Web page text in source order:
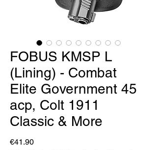
FOBUS KMSP L
(Lining) - Combat
Elite Government 45
acp, Colt 1911
Classic & More
€41.90Price